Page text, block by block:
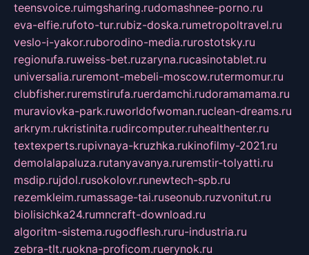
teensvoice.ruimgsharing.rudomashnee-porno.ru
eva-elfie.rufoto-tur.rubiz-doska.rumetropoltravel.ru
veslo-i-yakor.ruborodino-media.rurostotsky.ru
regionufa.ruweiss-bet.ruzaryna.rucasinotablet.ru
universalia.ruremont-mebeli-moscow.rutermomur.ru
clubfisher.ruremstirufa.ruerdamchi.rudoramamama.ru
muraviovka-park.ruworldofwoman.ruclean-dreams.ru
arkrym.rukristinita.rudircomputer.ruhealthenter.ru
textexperts.rupivnaya-kruzhka.rukinofilmy-2021.ru
demolalapaluza.rutanyavanya.ruremstir-tolyatti.ru
msdip.rujdol.rusokolovr.runewtech-spb.ru
rezemkleim.rumassage-tai.ruseonub.ruzvonitut.ru
biolisichka24.rumncraft-download.ru
algoritm-sistema.rugodflesh.ruru-industria.ru
zebra-tlt.ruokna-proficom.ruerynok.ru